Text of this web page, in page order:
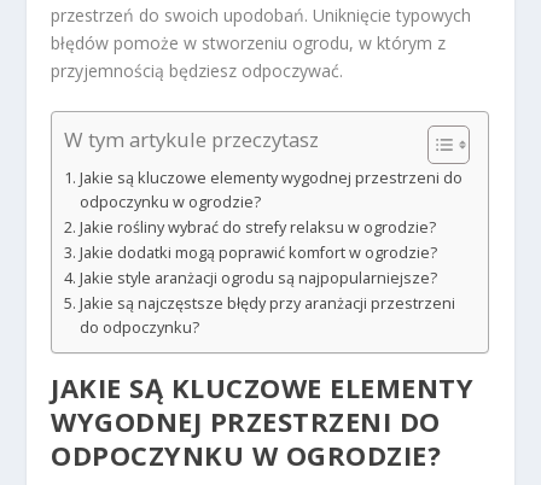
przestrzeń do swoich upodobań. Uniknięcie typowych
błędów pomoże w stworzeniu ogrodu, w którym z
przyjemnością będziesz odpoczywać.
W tym artykule przeczytasz
Jakie są kluczowe elementy wygodnej przestrzeni do
odpoczynku w ogrodzie?
Jakie rośliny wybrać do strefy relaksu w ogrodzie?
Jakie dodatki mogą poprawić komfort w ogrodzie?
Jakie style aranżacji ogrodu są najpopularniejsze?
Jakie są najczęstsze błędy przy aranżacji przestrzeni
do odpoczynku?
JAKIE SĄ KLUCZOWE ELEMENTY
WYGODNEJ PRZESTRZENI DO
ODPOCZYNKU W OGRODZIE?